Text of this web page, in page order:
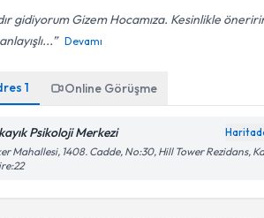
gidiyorum Gizem Hocamıza. Kesinlikle
Devamı
1 Online Görüşme
Psikoloji Merkezi
Mahallesi, 1408. Cadde, No:30, Hill Tower Rezidans,